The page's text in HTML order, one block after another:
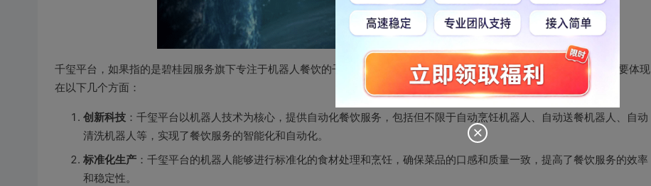
千玺平台，如果指的是碧桂园服务旗下专注于机器人餐饮的子品牌“千玺机器人餐饮集团”（简称“千玺”），其服务优势主要体现
在以下几个方面：
创新科技：千玺平台以机器人技术为核心，提供自动化餐饮服务，包括但不限于自动烹饪机器人、自动送餐机器人、自动
清洗机器人等，实现了餐饮服务的智能化和自动化。
标准化生产：千玺平台的机器人能够进行标准化的食材处理和烹饪，确保菜品的口感和质量一致，提高了餐饮服务的效率
和稳定性。